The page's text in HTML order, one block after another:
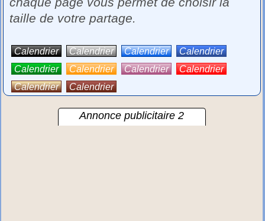
taille de votre partage.
Calendrier Calendrier Calendrier
Calendrier
Calendrier
Calendrier Calendrier
Calendrier
Calendrier
Calendrier
Annonce publicitaire 2